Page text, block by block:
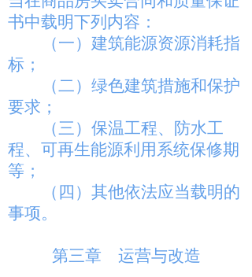
书中载明下列内容：
（一）建筑能源资源消耗指
标；
（二）绿色建筑措施和保护
要求；
（三）保温工程、防水工
程、可再生能源利用系统保修期
等；
（四）其他依法应当载明的
事项。
第三章 运营与改造